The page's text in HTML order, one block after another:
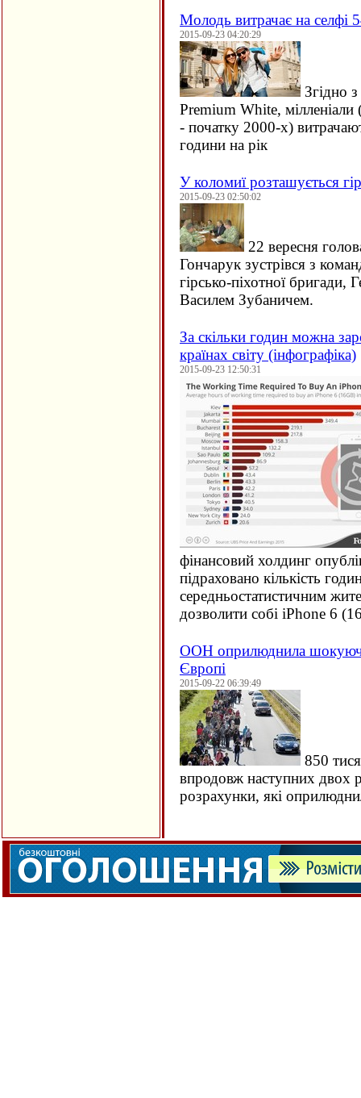
Молодь витрачає на селфі
2015-09-23 04:20:29
Згідно
Premium White,
- початку 2000-х)
години на рік
У коломиї розташується
2015-09-23 02:50:02
22 вересня
Гончарук зустрівся з
гірсько-піхотної бригади,
Василем Зубаничем.
За скільки годин можна
країнах світу (інфографіка)
2015-09-23 12:50:31
фінансовий холдинг
підраховано кількість
середньостатистичним
дозволити собі iPhone 6 (
ООН оприлюднила
Європі
2015-09-22 06:39:49
850
впродовж наступних двох
розрахунки, які